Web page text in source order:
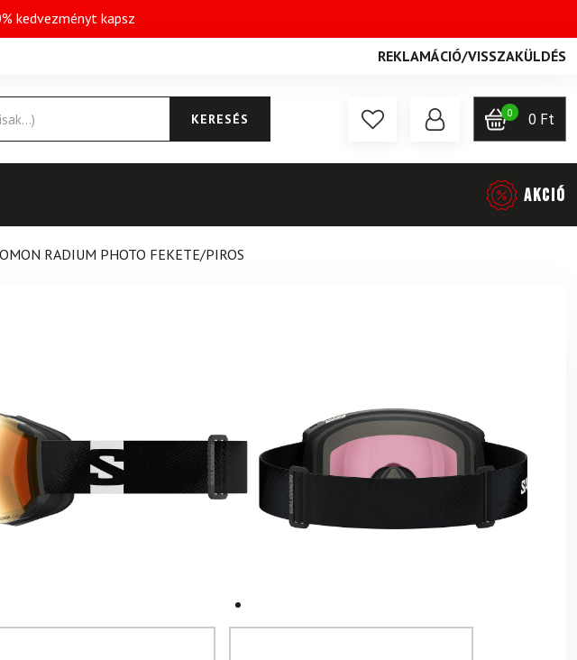
kedvezményt kapsz
REKLAMÁCIÓ/VISSZAKÜLDÉS
KERESÉS 0 0 Ft
AKCIÓ
RADIUM PHOTO FEKETE/PIROS